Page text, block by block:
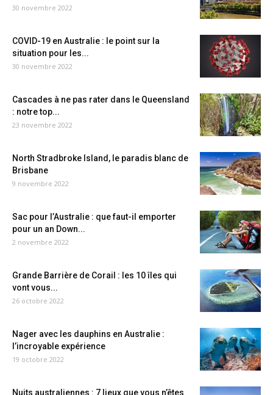
30 novembre 2022
COVID-19 en Australie : le point sur la
situation pour les...
30 novembre 2022
Cascades à ne pas rater dans le Queensland
: notre top...
23 novembre 2022
North Stradbroke Island, le paradis blanc de
Brisbane
9 novembre 2022
Sac pour l’Australie : que faut-il emporter
pour un an Down...
2 novembre 2022
Grande Barrière de Corail : les 10 îles qui
vont vous...
26 octobre 2022
Nager avec les dauphins en Australie :
l’incroyable expérience
19 octobre 2022
Nuits australiennes : 7 lieux que vous n’êtes